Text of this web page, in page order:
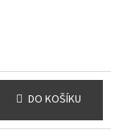
DO KOŠÍKU